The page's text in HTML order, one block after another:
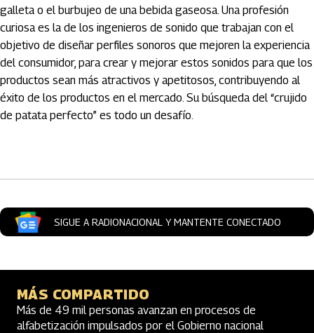
galleta o el burbujeo de una bebida gaseosa. Una profesión
curiosa es la de los ingenieros de sonido que trabajan con el
objetivo de diseñar perfiles sonoros que mejoren la experiencia
del consumidor, para crear y mejorar estos sonidos para que los
productos sean más atractivos y apetitosos, contribuyendo al
éxito de los productos en el mercado. Su búsqueda del “crujido
de patata perfecto” es todo un desafío.
SIGUE A RADIONACIONAL Y MANTENTE CONECTADO
MÁS COMPARTIDO
Más de 49 mil personas avanzan en procesos de
alfabetización impulsados por el Gobierno nacional